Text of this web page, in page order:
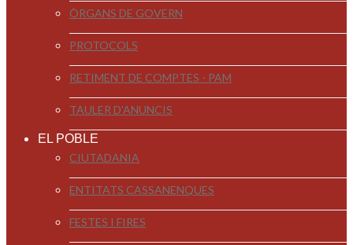
ÒRGANS DE GOVERN
PROTOCOLS
RETIMENT DE COMPTES - PAM
TAULER D'ANUNCIS
EL POBLE
CIUTADANIA
ENTITATS CASSANENQUES
FESTES I FIRES